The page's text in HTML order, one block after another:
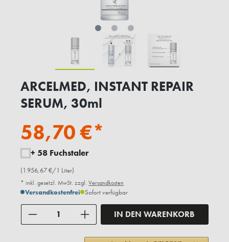
ARCELMED, INSTANT REPAIR
SERUM, 30ml
58,70 €*
+ 58 Fuchstaler
(1.956,67 €/1 Liter)
* inkl. gesetzl. MwSt. zzgl. Versandkosten
Versandkostenfrei Sofort verfügbar
IN DEN WARENKORB